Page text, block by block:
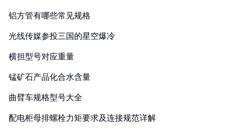
铝方管有哪些常见规格
光线传媒参投三国的星空爆冷
横担型号对应重量
锰矿石产品化合水含量
曲臂车规格型号大全
配电柜母排螺栓力矩要求及连接规范详解